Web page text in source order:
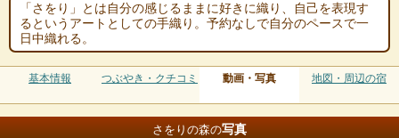
「さをり」とは自分の感じるままに好きに織り、自己を表現す
るというアートとしての手織り。予約なしで自分のペースで一
日中織れる。
基本情報 つぶやき・クチコミ 動画・写真 地図・周辺の宿
さをりの森の写真